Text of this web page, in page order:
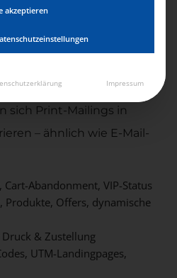
mit
sich Print-Mailings in
– ähnlich wie E-Mail-
Abandonment, VIP-Status
Produkte, Offers, dynamische
& Zustellung
UTM-Landingpages,
akzeptieren
Impressum